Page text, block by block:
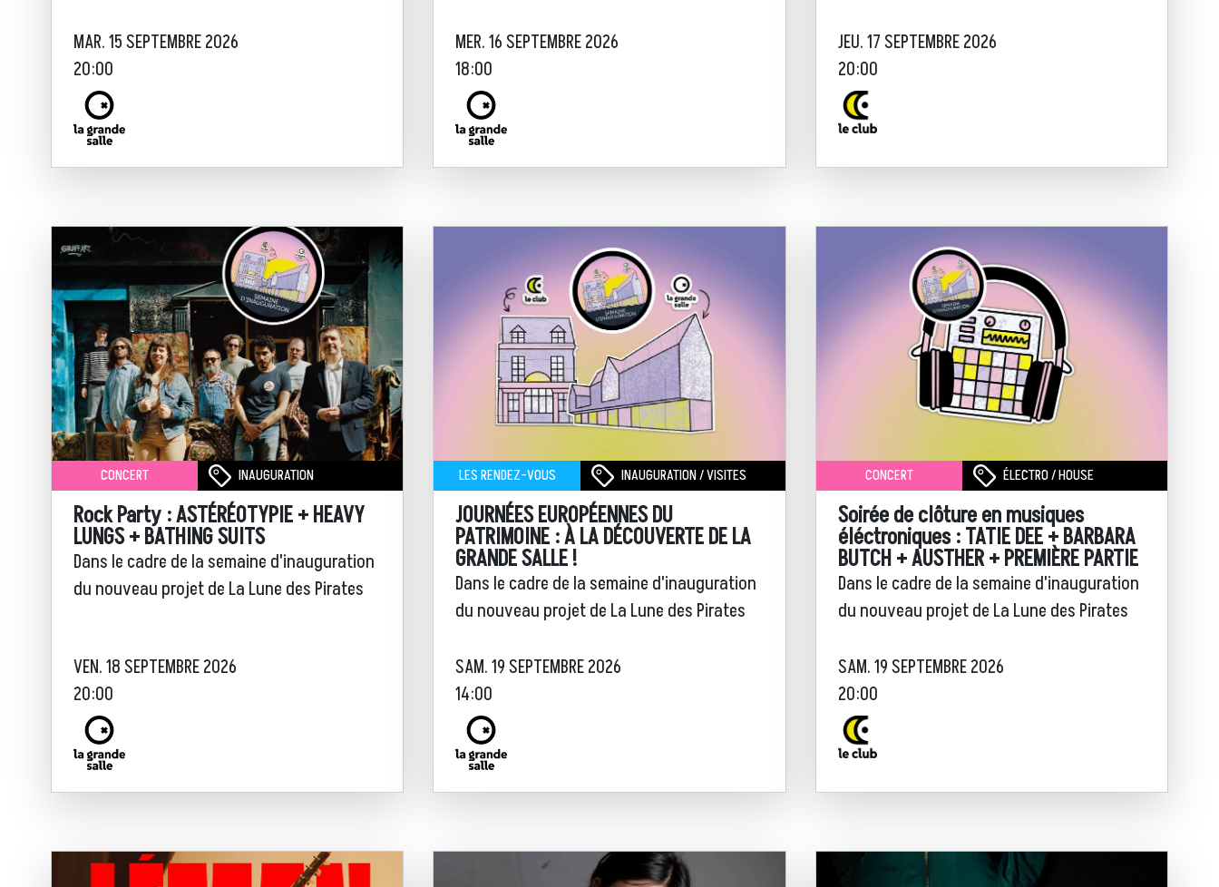
MAR. 15 SEPTEMBRE 2026
20:00
MER. 16 SEPTEMBRE 2026
18:00
JEU. 17 SEPTEMBRE 2026
20:00
CONCERT INAUGURATION
Rock Party : ASTÉRÉOTYPIE + HEAVY
LUNGS + BATHING SUITS
Dans le cadre de la semaine d'inauguration
du nouveau projet de La Lune des Pirates
VEN. 18 SEPTEMBRE 2026
20:00
LES RENDEZ-VOUS INAUGURATION / VISITES
JOURNÉES EUROPÉENNES DU
PATRIMOINE : À LA DÉCOUVERTE DE LA
GRANDE SALLE !
Dans le cadre de la semaine d'inauguration
du nouveau projet de La Lune des Pirates
SAM. 19 SEPTEMBRE 2026
14:00
CONCERT ÉLECTRO / HOUSE
Soirée de clôture en musiques
éléctroniques : TATIE DEE + BARBARA
BUTCH + AUSTHER + PREMIÈRE PARTIE
Dans le cadre de la semaine d'inauguration
du nouveau projet de La Lune des Pirates
SAM. 19 SEPTEMBRE 2026
20:00